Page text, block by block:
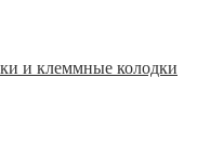
и клеммные колодки